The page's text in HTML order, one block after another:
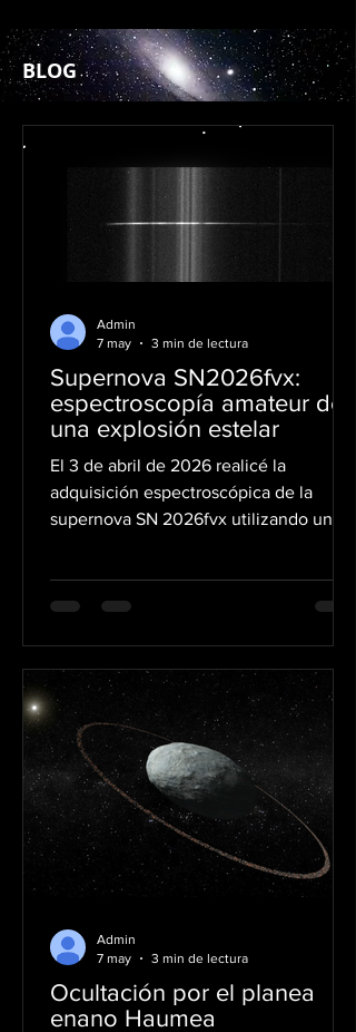
Paisajes
BLOG
Supernova SN2026fvx:
espectroscopía amateur de
una explosión estelar
El 3 de abril de 2026 realicé la
adquisición espectroscópica de la
supernova SN 2026fvx utilizando un
adaptada para trabajar con rendija de
cabo mediante una secuencia de 15
exposiciones de 300 segundos,
acumulando un total de 1 hora y 15
minutos de integración. Aunque el Star
Analyzer suele utilizarse habitualmente
en configuraciones sin rendija, en este
caso se adaptó a un
Admin
7 may
3 min de lectura
Ocultación por el planea
enano Haumea
Admin
7 may
3 min de lectura